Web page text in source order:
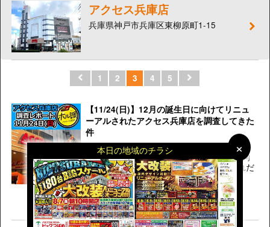
×
×
本日の地域のチラシ
アクセス兵庫店
兵庫県神戸市兵庫区東柳原町1-15
1 2 3 4 5
【11/24(日)】12月の誕生日に向けてリニュ
ーアルされたアクセス兵庫店を調査してきた
件
12月に誕生日を控えるアクセス兵庫店が11
月8日にリニューアルオープン！誕生日に向
けてマスコットキャラの獣神ブルーがどれだ
け暴れてくるのか調査してきたで～！
2024.12.06
ますく of ちゅう
ホル調~パチ7ホール調査隊~